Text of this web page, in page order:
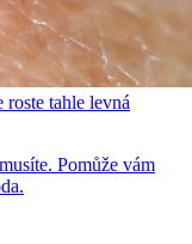
tahle levná
Pomůže vám